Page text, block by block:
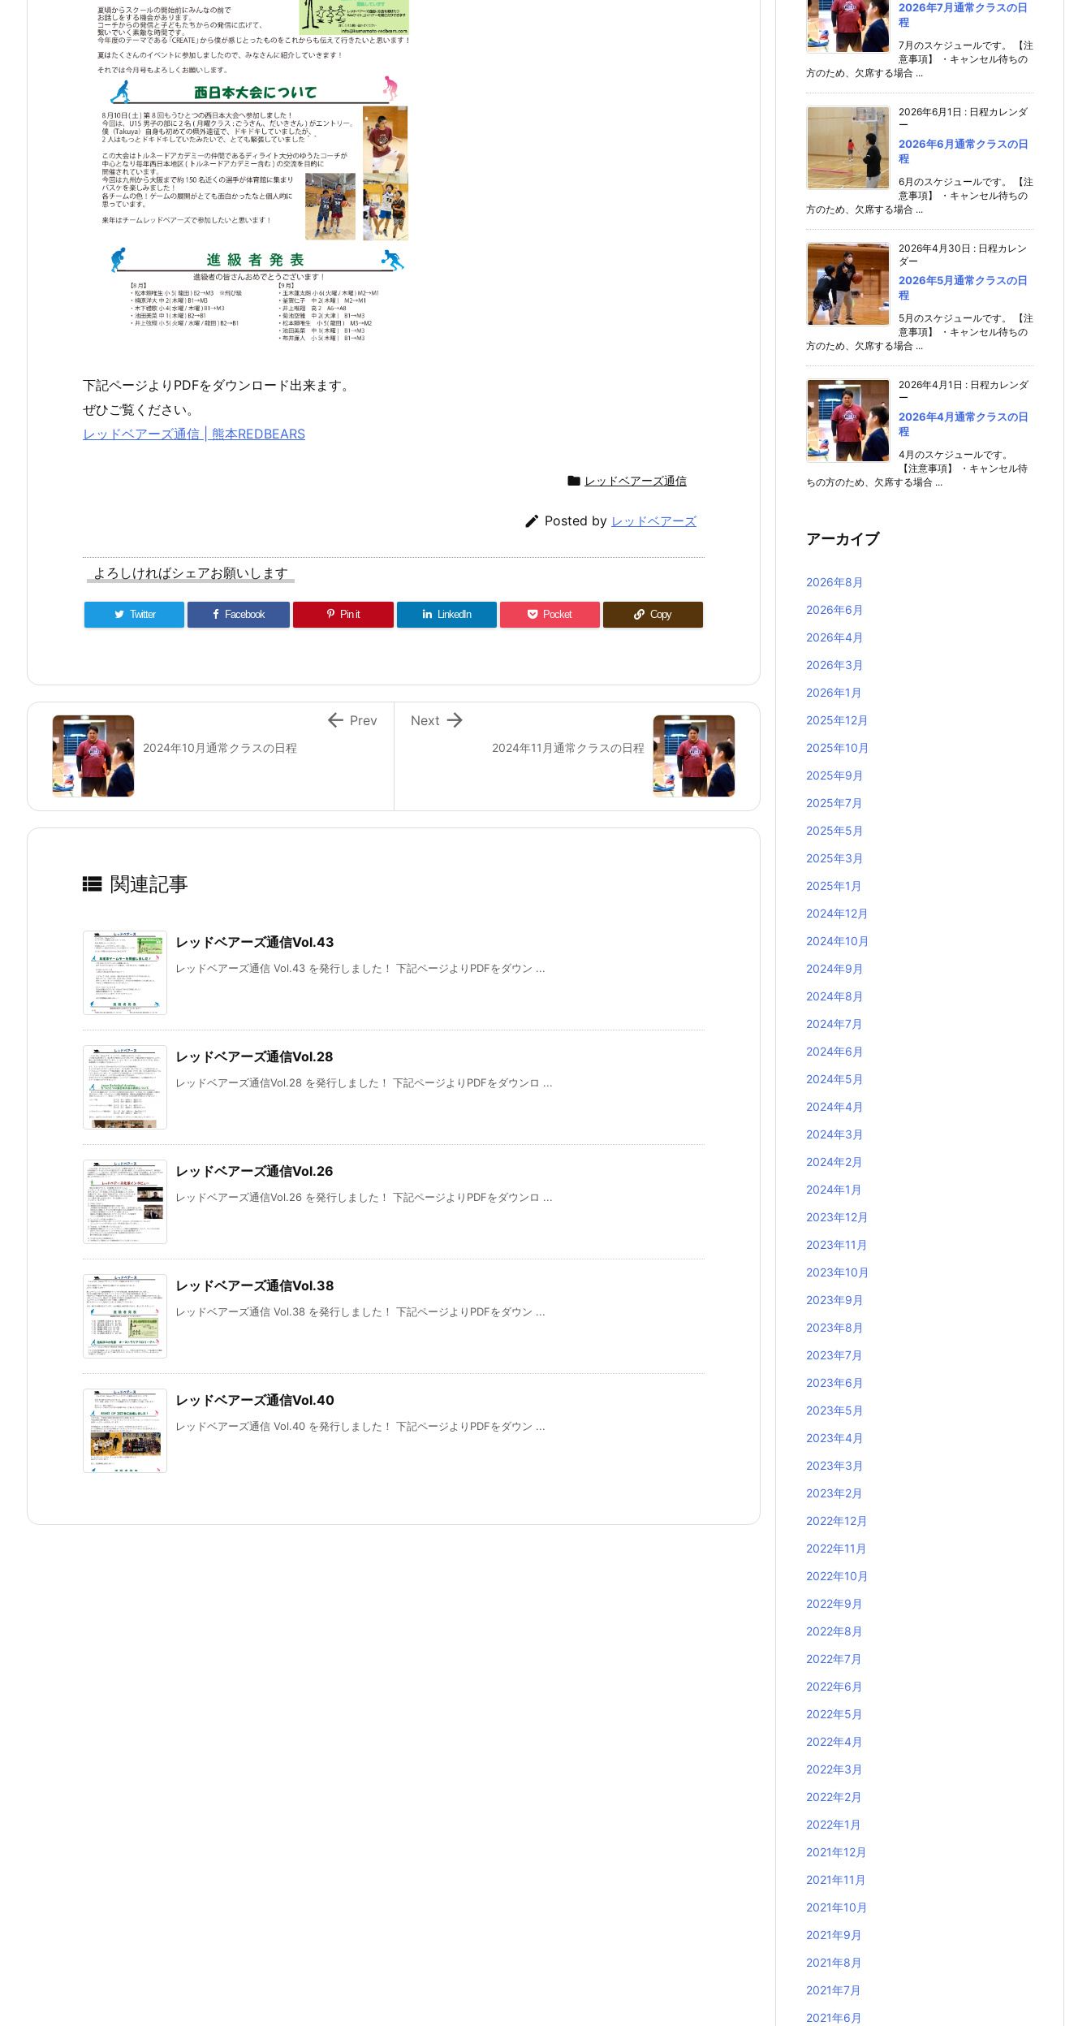
下記ページよりPDFをダウンロード出来ます。
ぜひご覧ください。
レッドベアーズ通信 | 熊本REDBEARS
 レッドベアーズ通信
 Posted by レッドベアーズ
よろしければシェアお願いします
Twitter Facebook Pin it LinkedIn Pocket Copy
2024年11月通常クラスの日程

Next
2024年10月通常クラスの日程
 Prev
 関連記事
レッドベアーズ通信Vol.43
レッドベアーズ通信 Vol.43 を発行しました！ 下記ページよりPDFをダウン ...
レッドベアーズ通信Vol.28
レッドベアーズ通信Vol.28 を発行しました！ 下記ページよりPDFをダウンロ ...
レッドベアーズ通信Vol.26
レッドベアーズ通信Vol.26 を発行しました！ 下記ページよりPDFをダウンロ ...
レッドベアーズ通信Vol.38
レッドベアーズ通信 Vol.38 を発行しました！ 下記ページよりPDFをダウン ...
レッドベアーズ通信Vol.40
レッドベアーズ通信 Vol.40 を発行しました！ 下記ページよりPDFをダウン ...
2026年7月通常クラスの日
程
7月のスケジュールです。 【注
意事項】 ・キャンセル待ちの
方のため、欠席する場合 ...
2026年6月1日 : 日程カレンダ
ー
2026年6月通常クラスの日
程
6月のスケジュールです。 【注
意事項】 ・キャンセル待ちの
方のため、欠席する場合 ...
2026年4月30日 : 日程カレン
ダー
2026年5月通常クラスの日
程
5月のスケジュールです。 【注
意事項】 ・キャンセル待ちの
方のため、欠席する場合 ...
2026年4月1日 : 日程カレンダ
ー
2026年4月通常クラスの日
程
4月のスケジュールです。
【注意事項】 ・キャンセル待
ちの方のため、欠席する場合 ...
アーカイブ
2026年8月
2026年6月
2026年4月
2026年3月
2026年1月
2025年12月
2025年10月
2025年9月
2025年7月
2025年5月
2025年3月
2025年1月
2024年12月
2024年10月
2024年9月
2024年8月
2024年7月
2024年6月
2024年5月
2024年4月
2024年3月
2024年2月
2024年1月
2023年12月
2023年11月
2023年10月
2023年9月
2023年8月
2023年7月
2023年6月
2023年5月
2023年4月
2023年3月
2023年2月
2022年12月
2022年11月
2022年10月
2022年9月
2022年8月
2022年7月
2022年6月
2022年5月
2022年4月
2022年3月
2022年2月
2022年1月
2021年12月
2021年11月
2021年10月
2021年9月
2021年8月
2021年7月
2021年6月